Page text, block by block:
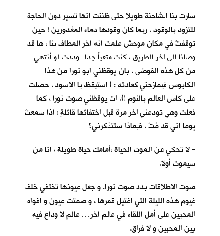
سارت بنا الشاحنة طويلا حتى ظننت انها تسير دون الحاجة
للتزود بالوقود ، ربما كان وقودها دماء المغدورين ! حين
توقفتْ في مكان موحش علمت انه اخر المطاف بنا ، ها قد
وصلنا الى اخر الطريق ، كنت متعباً جدا ، وددت لو أنتهي
من كل هذه الفوضى ، بان يوقظني ابو نورا من هذا
الكابوس فيمازحني كعادته : ( استيقظ يا الاسود ، حصلت
على كاس العالم بالنوم !). ات يوقظني صوت نورا ، كما
فعلت وهي تودعني اخر مرة قبل اختفائها قائلةِ : اذا سمعتَ
يوما اني قد مُتٌ ، فبماذا ستتذكرني؟
– لا تحكي عن الموت الحياة ،أمامك حياة طويلة ، انا من
سيموت أولا.
صوت الاطلاقات بدد صوت نورا. و جعل عيونها تختفي خلف
غيوم هذه الليلة التي اغتيل قمرها ، و صمتت عيون و افواه
المحبين على أمل اللقاء في عالم اخر… عالم لا وداع فيه
بين المحبين و لا فراق.